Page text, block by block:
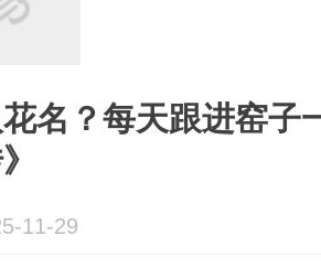
名？每天跟进窑子
11-29